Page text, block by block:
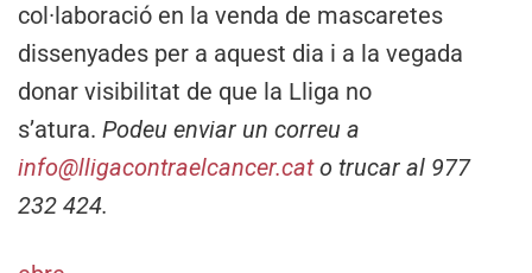
col·laboració en la venda de mascaretes
dissenyades per a aquest dia i a la vegada
donar visibilitat de que la Lliga no
s’atura. Podeu enviar un correu a
info@lligacontraelcancer.cato trucar al 977
232 424.